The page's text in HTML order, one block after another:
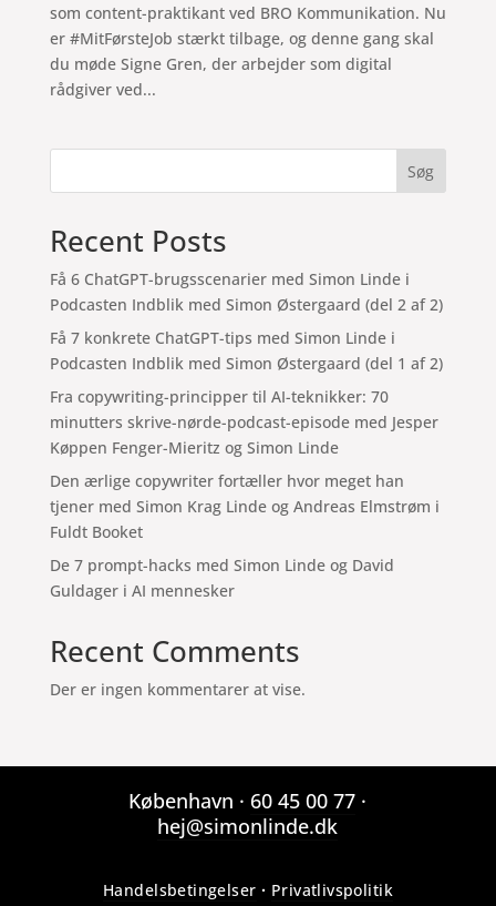
som content-praktikant ved BRO Kommunikation. Nu
er #MitFørsteJob stærkt tilbage, og denne gang skal
du møde Signe Gren, der arbejder som digital
rådgiver ved...
Søg
Recent Posts
Få 6 ChatGPT-brugsscenarier med Simon Linde i
Podcasten Indblik med Simon Østergaard (del 2 af 2)
Få 7 konkrete ChatGPT-tips med Simon Linde i
Podcasten Indblik med Simon Østergaard (del 1 af 2)
Fra copywriting-principper til AI-teknikker: 70
minutters skrive-nørde-podcast-episode med Jesper
Køppen Fenger-Mieritz og Simon Linde
Den ærlige copywriter fortæller hvor meget han
tjener med Simon Krag Linde og Andreas Elmstrøm i
Fuldt Booket
De 7 prompt-hacks med Simon Linde og David
Guldager i AI mennesker
Recent Comments
Der er ingen kommentarer at vise.
København · 60 45 00 77 ·
hej@simonlinde.dk
Handelsbetingelser · Privatlivspolitik